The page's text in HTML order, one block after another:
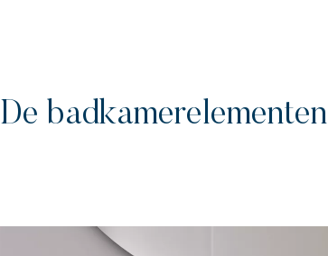
De badkamerelementen